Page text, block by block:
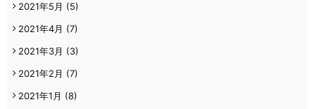
2021年5月 (5)
2021年4月 (7)
2021年3月 (3)
2021年2月 (7)
2021年1月 (8)